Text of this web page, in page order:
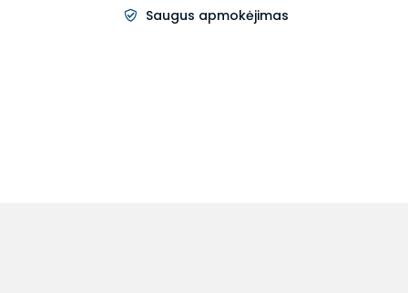
Saugus apmokėjimas